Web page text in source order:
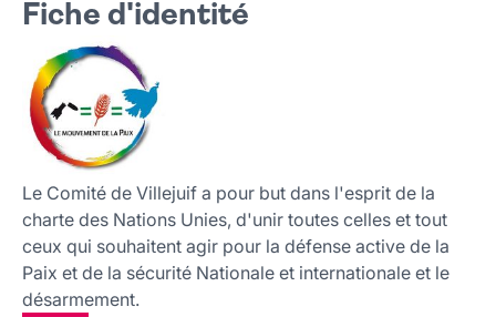
Fiche d'identité
Nous contacter
Fiche d'identité
Le Comité de Villejuif a pour but dans l'esprit de la
charte des Nations Unies, d'unir toutes celles et tout
ceux qui souhaitent agir pour la défense active de la
Paix et de la sécurité Nationale et internationale et le
désarmement.